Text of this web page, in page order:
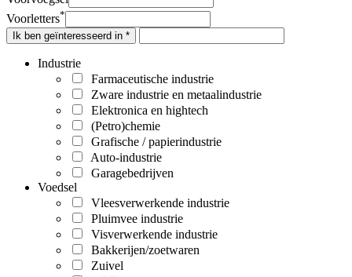
Voorletters*
Ik ben geïnteresseerd in *
Industrie
Farmaceutische industrie
Zware industrie en metaalindustrie
Elektronica en hightech
(Petro)chemie
Grafische / papierindustrie
Auto-industrie
Garagebedrijven
Voedsel
Vleesverwerkende industrie
Pluimvee industrie
Visverwerkende industrie
Bakkerijen/zoetwaren
Zuivel